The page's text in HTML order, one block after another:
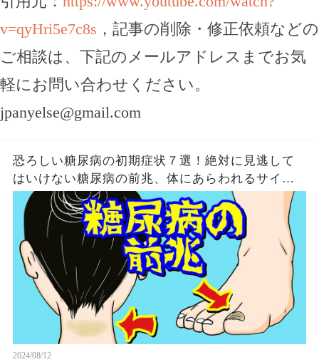
v=qyHri5e7c8s ，記事の削除・修正依頼などの
ご相談は、下記のメールアドレスまでお気
軽にお問い合わせください。
jpanyelse@gmail.com
恐ろしい糖尿病の初期症状７選！絶対に見逃して
はいけない糖尿病の前兆、体にあらわれるサイン
とは？
2024/08/12